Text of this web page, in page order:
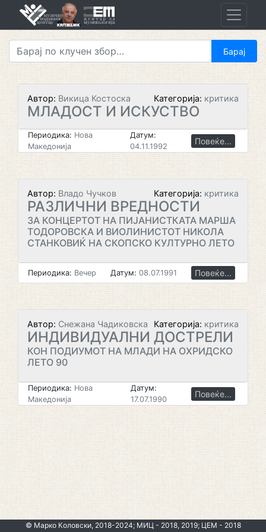
Автор: Викица Костоска Категорија: критика
МЛАДОСТ И ИСКУСТВО
Периодика: Нова
Македонија
Датум:
04.11.1992
Повеќе...
Автор: Владо Чучков Категорија: критика
РАЗЛИЧНИ ВРЕДНОСТИ
ЗА КОНЦЕРТОТ НА ПИЈАНИСТКАТА МАРША
ТОДОРОВСКА И ВИОЛИНИСТОТ НИКОЛА
СТАНКОВИЌ НА СКОПСКО КУЛТУРНО ЛЕТО
Периодика: Вечер Датум: 08.07.1991 Повеќе...
Автор: Снежана Чадиковска Категорија: критика
ИНДИВИДУАЛНИ ДОСТРЕЛИ
КОН ПОДИУМОТ НА МЛАДИ НА ОХРИДСКО
ЛЕТО 90
Периодика: Нова
Македонија
Датум:
17.07.1990
Повеќе...
© Марко Коловски, 2018-2024; МИЦ - 2018, 2019; ЦЕМ - 2018